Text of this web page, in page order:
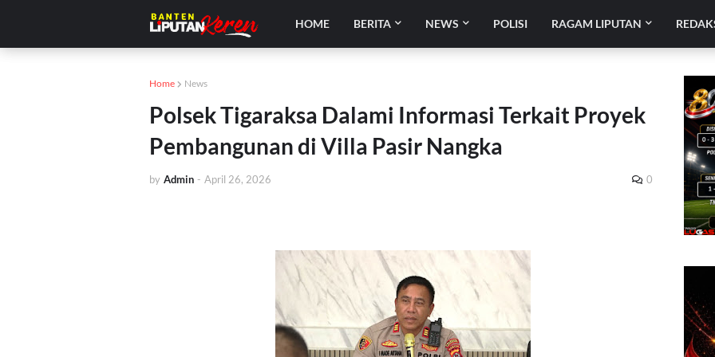
HOME BERITA NEWS POLISI RAGAM LIPUTAN
Home News
Polsek Tigaraksa Dalami Informasi Terkait Proyek
Pembangunan di Villa Pasir Nangka
by Admin - April 26, 2026 0